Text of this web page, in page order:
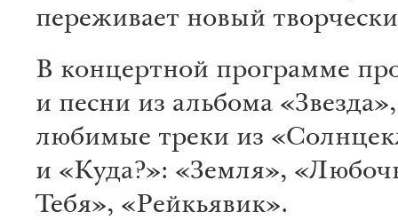
переживает новый
В концертной программе
и песни из альбома
любимые треки из
и «Куда?»: «Земля»,
Тебя», «Рейкьявик».